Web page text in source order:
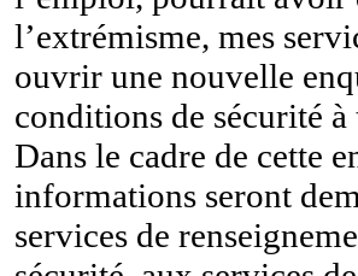
l’extrémisme, mes
ouvrir une nouvelle
conditions de sécurité
Dans le cadre de cette
informations seront
services de